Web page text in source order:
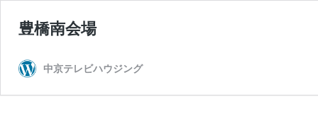
豊橋南会場
中京テレビハウジング